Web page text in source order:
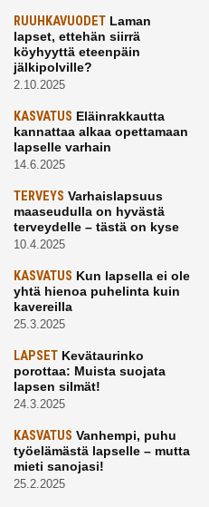
RUUHKAVUODET Laman
lapset, ettehän siirrä
köyhyyttä eteenpäin
jälkipolville?
2.10.2025
KASVATUS Eläinrakkautta
kannattaa alkaa opettamaan
lapselle varhain
14.6.2025
TERVEYS Varhaislapsuus
maaseudulla on hyvästä
terveydelle – tästä on kyse
10.4.2025
KASVATUS Kun lapsella ei ole
yhtä hienoa puhelinta kuin
kavereilla
25.3.2025
LAPSET Kevätaurinko
porottaa: Muista suojata
lapsen silmät!
24.3.2025
KASVATUS Vanhempi, puhu
työelämästä lapselle – mutta
mieti sanojasi!
25.2.2025